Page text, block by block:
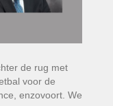
de rug met
voor de
enzovoort. We